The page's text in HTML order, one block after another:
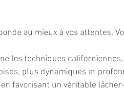
au mieux à vos attentes.
les techniques
plus dynamiques et
favorisant un véritable